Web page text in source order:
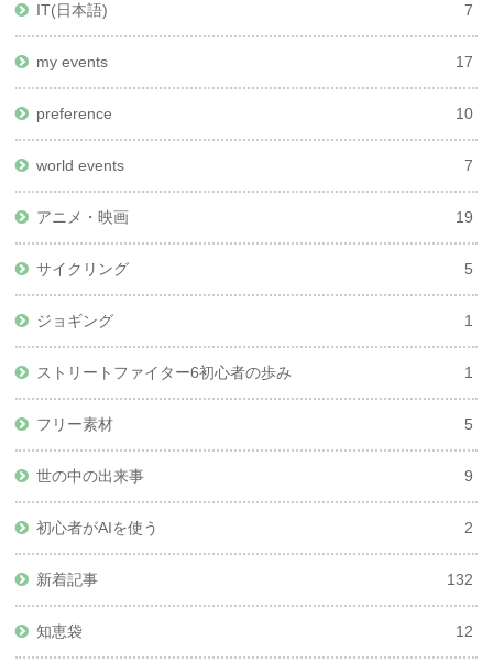
IT(日本語) 7
my events 17
preference 10
world events 7
アニメ・映画 19
サイクリング 5
ジョギング 1
ストリートファイター6初心者の歩み 1
フリー素材 5
世の中の出来事 9
初心者がAIを使う 2
新着記事 132
知恵袋 12